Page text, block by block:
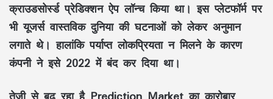
क्राउडसोर्स्ड प्रेडिक्शन ऐप लॉन्च किया था। इस प्लेटफॉर्म पर
भी यूजर्स वास्तविक दुनिया की घटनाओं को लेकर अनुमान
लगाते थे। हालांकि पर्याप्त लोकप्रियता न मिलने के कारण
कंपनी ने इसे 2022 में बंद कर दिया था।